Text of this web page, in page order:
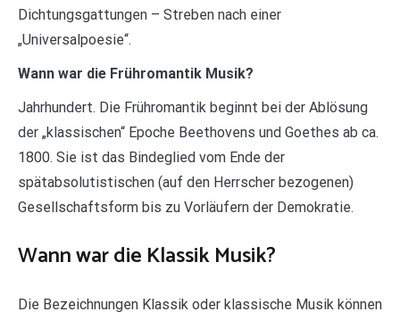
Dichtungsgattungen – Streben nach einer
„Universalpoesie“.
Wann war die Frühromantik Musik?
Jahrhundert. Die Frühromantik beginnt bei der Ablösung
der „klassischen“ Epoche Beethovens und Goethes ab ca.
1800. Sie ist das Bindeglied vom Ende der
spätabsolutistischen (auf den Herrscher bezogenen)
Gesellschaftsform bis zu Vorläufern der Demokratie.
Wann war die Klassik Musik?
Die Bezeichnungen Klassik oder klassische Musik können